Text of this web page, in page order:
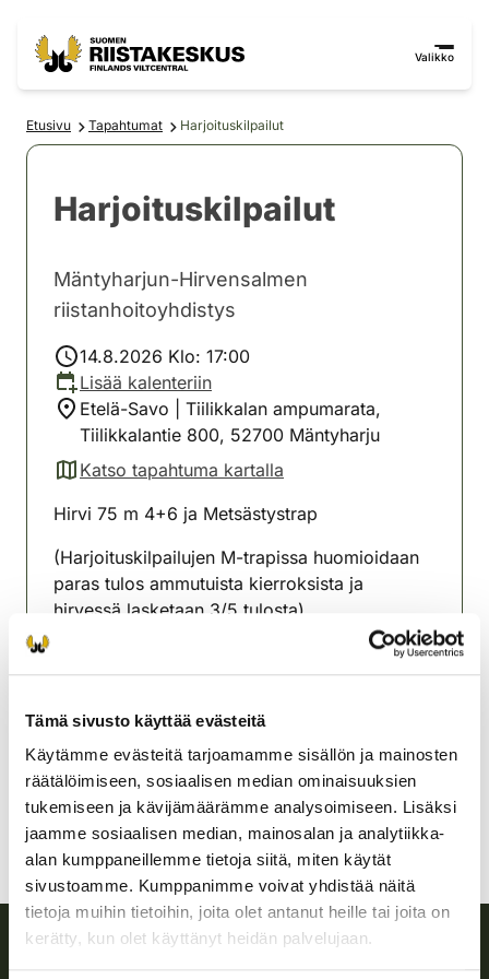
Tämä sivusto käyttää evästeitä
Käytämme evästeitä tarjoamamme sisällön ja mainosten
räätälöimiseen, sosiaalisen median ominaisuuksien
tukemiseen ja kävijämäärämme analysoimiseen. Lisäksi
jaamme sosiaalisen median, mainosalan ja analytiikka-
alan kumppaneillemme tietoja siitä, miten käytät
sivustoamme. Kumppanimme voivat yhdistää näitä
tietoja muihin tietoihin, joita olet antanut heille tai joita on
kerätty, kun olet käyttänyt heidän palvelujaan.
Valikko
Etusivu Tapahtumat Harjoituskilpailut
Harjoituskilpailut
Mäntyharjun-Hirvensalmen
riistanhoitoyhdistys
14.8.2026 Klo: 17:00
Lisää kalenteriin
Etelä-Savo | Tiilikkalan ampumarata,
Tiilikkalantie 800, 52700 Mäntyharju
Katso tapahtuma kartalla
(avautuu uuteen välilehteen)
Hirvi 75 m 4+6 ja Metsästystrap
(Harjoituskilpailujen M-trapissa huomioidaan
paras tulos ammutuista kierroksista ja
hirvessä lasketaan 3/5 tulosta).
Etelä-Savo
mantyharju-hirvensalmi@rhy.riista.fi